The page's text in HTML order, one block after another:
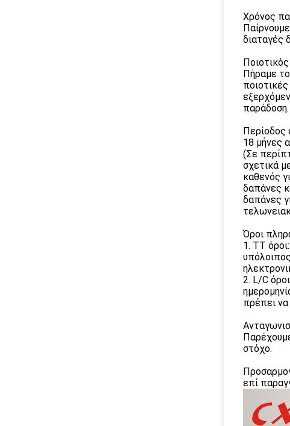
Χρόνος
διαταγές
Πήραμε
Περίοδος
18 μήνες
(Σε
σχετικά
καθενός
δαπάνες
δαπάνες
Όροι
1. TT
2. L/C
πρέπει να
στόχο.
επί